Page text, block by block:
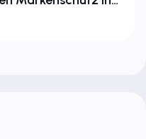
gestalten